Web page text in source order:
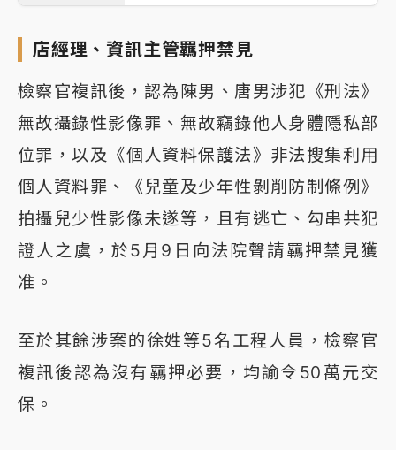
店經理、資訊主管羈押禁見
檢察官複訊後，認為陳男、唐男涉犯《刑法》
無故攝錄性影像罪、無故竊錄他人身體隱私部
位罪，以及《個人資料保護法》非法搜集利用
個人資料罪、《兒童及少年性剝削防制條例》
拍攝兒少性影像未遂等，且有逃亡、勾串共犯
證人之虞，於5月9日向法院聲請羈押禁見獲
准。
至於其餘涉案的徐姓等5名工程人員，檢察官
複訊後認為沒有羈押必要，均諭令50萬元交
保。